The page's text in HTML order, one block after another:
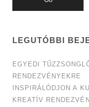
LEGUTÓBBI
EGYEDI
RENDEZVÉNYEKRE
INSPIRÁLÓDJON A
KREATÍV